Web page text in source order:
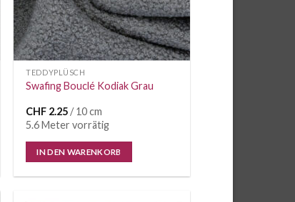
TEDDYPLÜSCH
Swafing Bouclé Kodiak Grau
CHF 2.25/ 10 cm
5.6 Meter vorrätig
IN DEN WARENKORB